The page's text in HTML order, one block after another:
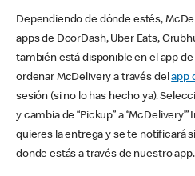
Dependiendo de dónde estés,
apps de DoorDash, Uber Eats,
también está disponible en el app de
ordenar McDelivery a través delapp
sesión (si no lo has hecho ya).
y cambia de “Pickup” a
quieres la entrega y se te notificará si
donde estás a través de nuestro app.